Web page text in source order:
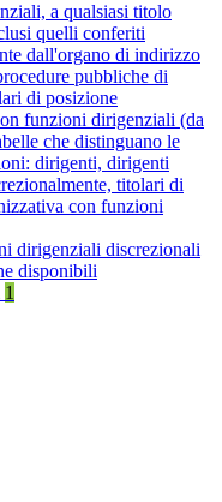
a qualsiasi titolo
quelli conferiti
dall'organo di indirizzo
pubbliche di
di posizione
funzioni dirigenziali (da
che distinguano le
dirigenti, dirigenti
titolari di
con funzioni
dirigenziali discrezionali
disponibili
1